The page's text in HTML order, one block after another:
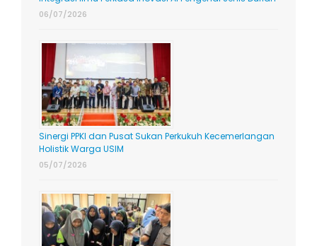
06/07/2026
Sinergi PPKI dan Pusat Sukan Perkukuh Kecemerlangan
Holistik Warga USIM
05/07/2026